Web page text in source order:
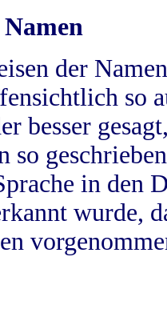
der
so
besser
so
in
wurde,